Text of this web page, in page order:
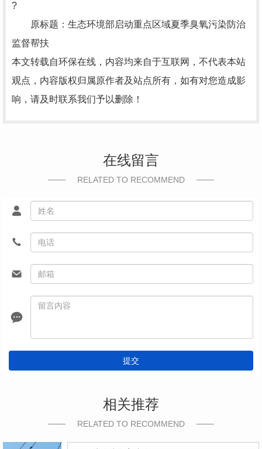
?
原标题：生态环境部启动重点区域夏季臭氧污染防治
监督帮扶
本文转载自环保在线，内容均来自于互联网，不代表本站
观点，内容版权归属原作者及站点所有，如有对您造成影
响，请及时联系我们予以删除！
在线留言
RELATED TO RECOMMEND
提交
相关推荐
RELATED TO RECOMMEND